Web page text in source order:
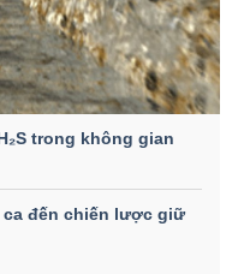
trong không gian
đến chiến lược giữ